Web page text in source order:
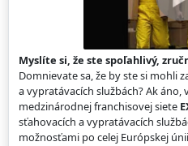
Myslíte si, že ste spoľahlivý,
Domnievate sa, že by ste si mohli
a vypratávacích službách? Ak
medzinárodnej franchisovej siete
sťahovacích a vypratávacích
možnosťami po celej Európskej